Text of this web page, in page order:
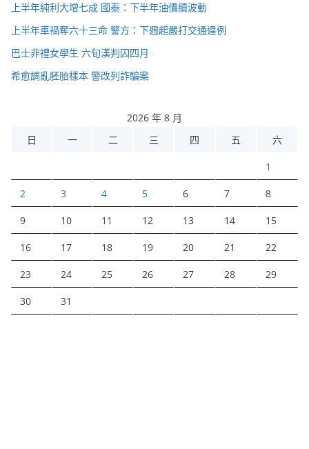
上半年純利大增七成 國泰：下半年油價續波動
上半年車禍奪六十三命 警方：下週起嚴打交通違例
巴士非禮女學生 六旬漢判囚四月
希愈調亂胚胎樣本 警改列詐騙案
2026 年 8 月
日
一 二 三 四 五 六
1
2 3 4 5 6 7 8
9 10 11 12 13 14 15
16 17 18 19 20 21 22
23 24 25 26 27 28 29
30 31